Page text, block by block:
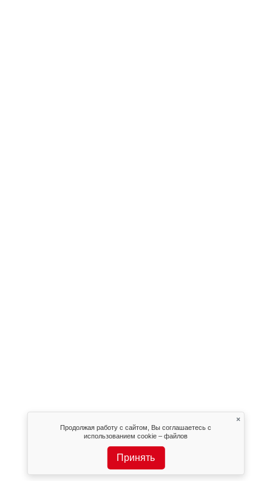
Продолжая работу с сайтом, Вы соглашаетесь с
использованием cookie – файлов
Принять
×